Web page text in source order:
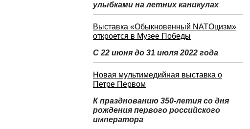
улыбками на летних каникулах
Выставка «Обыкновенный NATOцизм»
откроется в Музее Победы
С 22 июня до 31 июля 2022 года
Новая мультимедийная выставка о
Петре Первом
К празднованию 350-летия со дня
рождения первого российского
императора